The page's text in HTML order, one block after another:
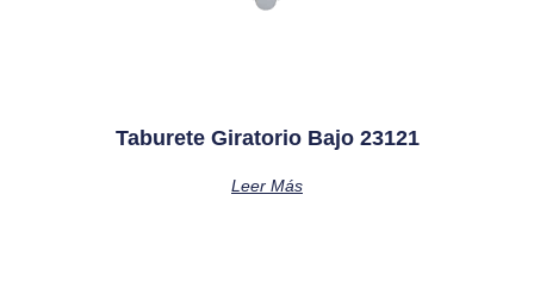
Taburete Giratorio Bajo 23121
Leer Más